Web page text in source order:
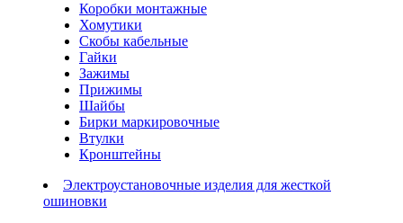
Коробки монтажные
Хомутики
Скобы кабельные
Гайки
Зажимы
Прижимы
Шайбы
Бирки маркировочные
Втулки
Кронштейны
Электроустановочные изделия для жесткой
ошиновки